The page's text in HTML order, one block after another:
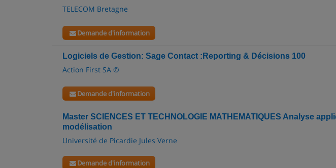
TELECOM Bretagne
Demande d'information
Logiciels de Gestion: Sage Contact :Reporting & Décisions 100
Action First SA ©
Demande d'information
Master SCIENCES ET TECHNOLOGIE MATHEMATIQUES Analyse
modélisation
Université de Picardie Jules Verne
Demande d'information